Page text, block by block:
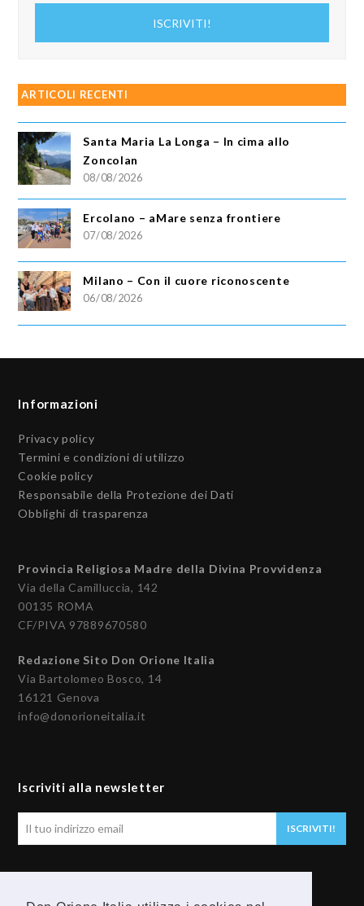
ISCRIVITI!
ARTICOLI RECENTI
Santa Maria La Longa – In cima allo
Zoncolan
08/08/2026
Ercolano – aMare senza frontiere
07/08/2026
Milano – Con il cuore riconoscente
06/08/2026
Informazioni
Privacy policy
Termini e condizioni di utilizzo
Cookie policy
Responsabile della Protezione dei Dati
Obblighi di trasparenza
Provincia Religiosa Madre della Divina Provvidenza
Via della Camilluccia, 142
00135 ROMA
CF/PIVA 97889670580
Redazione Sito Don Orione Italia
Via Bartolomeo Bosco, 14
16121 Genova
info@donorioneitalia.it
Iscriviti alla newsletter
ISCRIVITI!